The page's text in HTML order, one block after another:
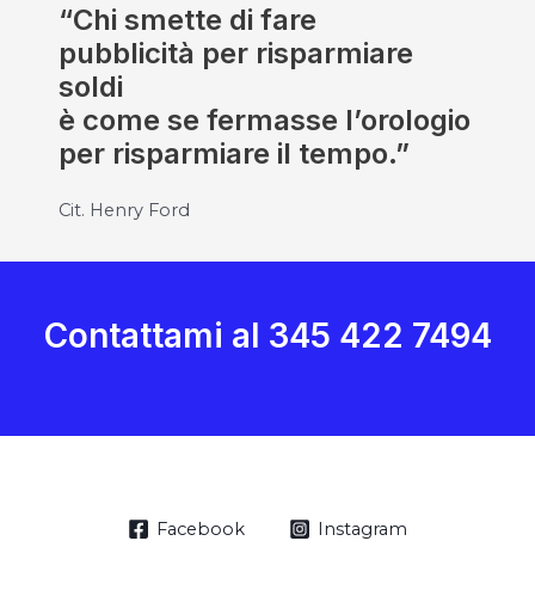
“Chi smette di fare
pubblicità per risparmiare
soldi
è come se fermasse l’orologio
per risparmiare il tempo.”
Cit. Henry Ford
Contattami al 345 422 7494
Facebook Instagram